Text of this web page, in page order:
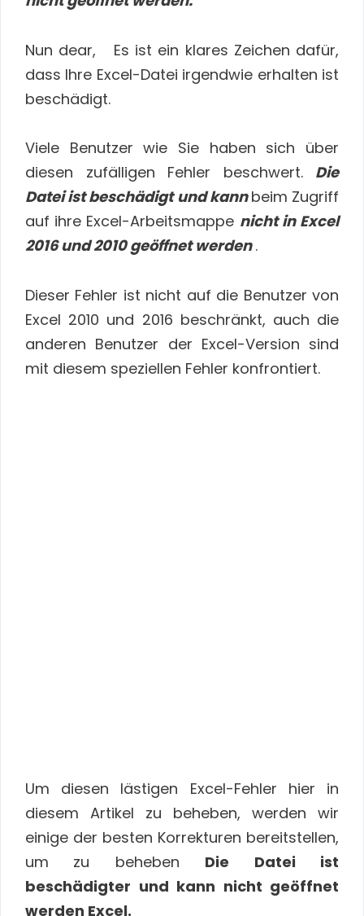
Nun dear, Es ist ein klares Zeichen dafür,
dass Ihre Excel-Datei irgendwie erhalten ist
beschädigt.
Viele Benutzer wie Sie haben sich über
diesen zufälligen Fehler beschwert. Die
Datei ist beschädigt und kannbeim Zugriff
auf ihre Excel-Arbeitsmappe nicht in Excel
2016 und 2010 geöffnet werden.
Dieser Fehler ist nicht auf die Benutzer von
Excel 2010 und 2016 beschränkt, auch die
anderen Benutzer der Excel-Version sind
mit diesem speziellen Fehler konfrontiert.
Um diesen lästigen Excel-Fehler hier in
diesem Artikel zu beheben, werden wir
einige der besten Korrekturen bereitstellen,
um
zu beheben Die Datei ist
beschädigter und kann nicht geöffnet
werden Excel.